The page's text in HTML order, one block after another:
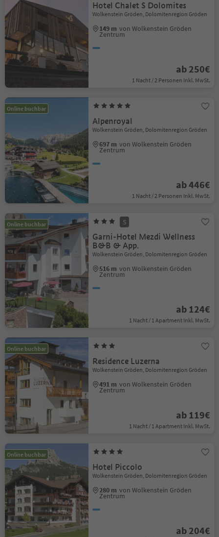
Hotel Chalet S Dolomites
Wolkenstein Gröden, Dolomitenregion Gröden
149 m von Wolkenstein Gröden
Zentrum
ab 250€
1 Nacht / 2 Personen Inkl. MwSt.
Online buchbar
Alpenroyal
Wolkenstein Gröden, Dolomitenregion Gröden
697 m von Wolkenstein Gröden
Zentrum
ab 446€
1 Nacht / 2 Personen Inkl. MwSt.
Online buchbar S
Garni-Hotel Mezdi Wellness
B&B & App.
Wolkenstein Gröden, Dolomitenregion Gröden
516 m von Wolkenstein Gröden
Zentrum
ab 124€
1 Nacht / 1 Apartment Inkl. MwSt.
Online buchbar
Residence Luzerna
Wolkenstein Gröden, Dolomitenregion Gröden
491 m von Wolkenstein Gröden
Zentrum
ab 119€
1 Nacht / 1 Apartment Inkl. MwSt.
Online buchbar
Hotel Piccolo
Wolkenstein Gröden, Dolomitenregion Gröden
280 m von Wolkenstein Gröden
Zentrum
ab 204€